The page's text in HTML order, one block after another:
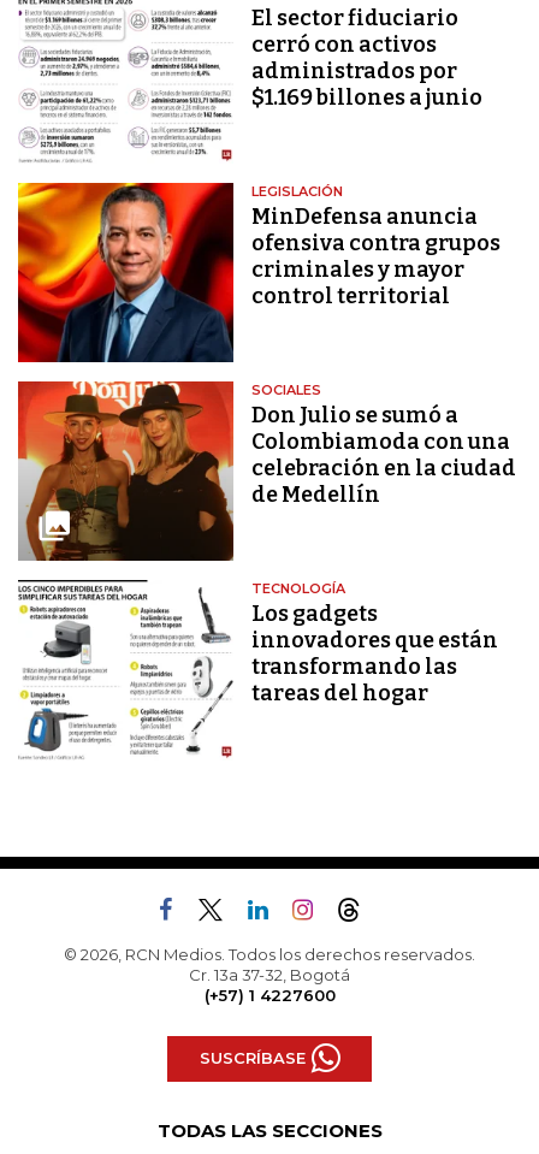
El sector fiduciario
cerró con activos
administrados por
$1.169 billones a junio
LEGISLACIÓN
MinDefensa anuncia
ofensiva contra grupos
criminales y mayor
control territorial
SOCIALES
Don Julio se sumó a
Colombiamoda con una
celebración en la ciudad
de Medellín
TECNOLOGÍA
Los gadgets
innovadores que están
transformando las
tareas del hogar
© 2026, RCN Medios. Todos los derechos reservados.
Cr. 13a 37-32, Bogotá
(+57) 1 4227600
SUSCRÍBASE
TODAS LAS SECCIONES